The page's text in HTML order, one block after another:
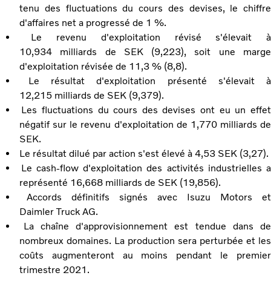
tenu des fluctuations du cours des devises, le chiffre
d'affaires net a progressé de 1 %.
Le revenu d'exploitation révisé s'élevait à
10,934 milliards de SEK (9,223), soit une marge
d'exploitation révisée de 11,3 % (8,8).
Le résultat d'exploitation présenté s'élevait à
12,215 milliards de SEK (9,379).
Les fluctuations du cours des devises ont eu un effet
négatif sur le revenu d'exploitation de 1,770 milliards de
SEK.
Le résultat dilué par action s'est élevé à 4,53 SEK (3,27).
Le cash-flow d'exploitation des activités industrielles a
représenté 16,668 milliards de SEK (19,856).
Accords définitifs signés avec Isuzu Motors et
Daimler Truck AG.
La chaîne d'approvisionnement est tendue dans de
nombreux domaines. La production sera perturbée et les
coûts augmenteront au moins pendant le premier
trimestre 2021.